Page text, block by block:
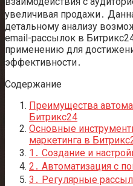
увеличивая продажи․
детальному анализу
email-рассылок в
применению для
эффективности․
Содержание
Преимущества
Битрикс24
Основные
маркетинга в
1․ Создание и
2․ Автоматизация с
3․ Регулярные